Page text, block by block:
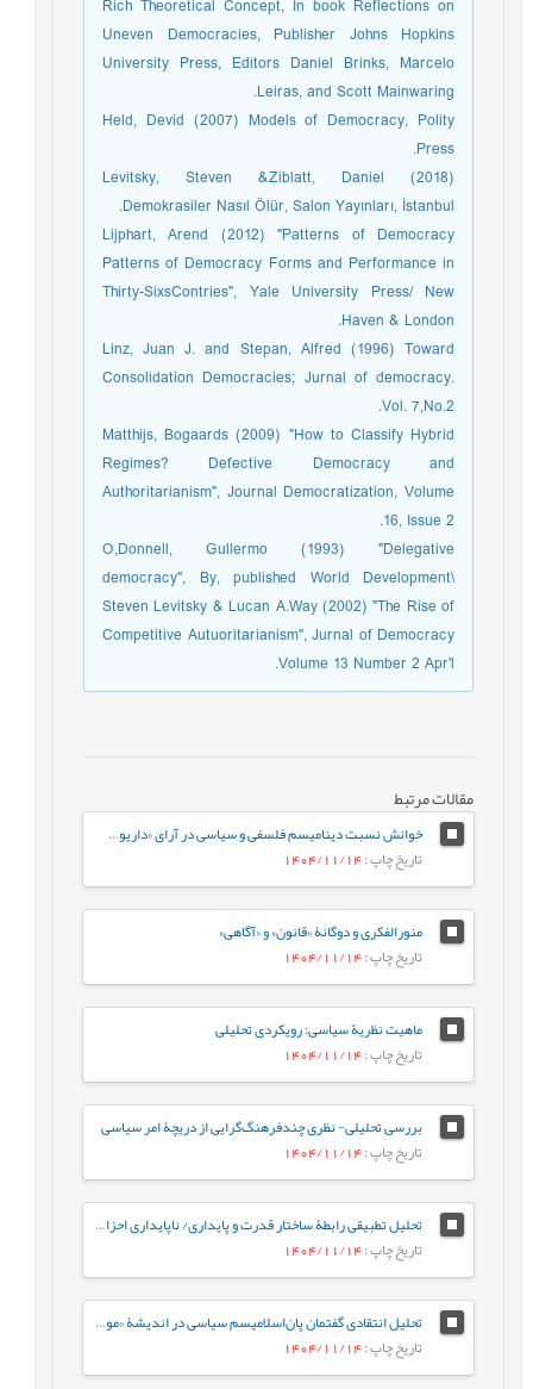
Rich Theoretical Concept, In book Reflections on
Uneven Democracies, Publisher Johns Hopkins
University Press, Editors Daniel Brinks, Marcelo
Leiras, and Scott Mainwaring.
Held, Devid (2007) Models of Democracy, Polity
Press.
Levitsky, Steven &Ziblatt, Daniel (2018)
Demokrasiler Nasıl Ölür, Salon Yayınları, İstanbul.
Lijphart, Arend (2012) "Patterns of Democracy
Patterns of Democracy Forms and Performance in
Thirty-SixsContries", Yale University Press/ New
Haven & London.
Linz, Juan J. and Stepan, Alfred (1996) Toward
Consolidation Democracies; Jurnal of democracy.
Vol. 7,No.2.
Matthijs, Bogaards (2009) "How to Classify Hybrid
Regimes? Defective Democracy and
Authoritarianism", Journal Democratization, Volume
16, Issue 2.
O,Donnell, Gullermo (1993) "Delegative
democracy", By, published World Development\
Steven Levitsky & Lucan A.Way (2002) "The Rise of
Competitive Autuoritarianism", Jurnal of Democracy
Volume 13 Number 2 Apr'l.
مقالات مرتبط
خوانش نسبت ديناميسم فلسفی و سیاسی در آرای «داريوش شايگان»
تاریخ چاپ: 1404/11/14
منورالفکری و دوگانۀ «قانون» و «آگاهی»
تاریخ چاپ: 1404/11/14
ماهیت نظریة سیاسی: رویکردی تحلیلی
تاریخ چاپ: 1404/11/14
بررسی تحلیلی- نظری چندفرهنگ‌گرایی از دریچۀ امر سیاسی
تاریخ چاپ: 1404/11/14
تحلیل تطبیقی رابطۀ ساختار قدرت و پایداری/ ناپایداری احزاب سیاسی در ساختارهای اقتدارگرا، دموکراتیک و شبه¬اقتدارگرا
تاریخ چاپ: 1404/11/14
تحلیل انتقادی گفتمان پان‌اسلامیسم سیاسی در اندیشۀ «مولانا محمد برکت‌الله بوپالی» (هندوستانی) در کتاب «خلافت» (چاپ 1924 میلادی)
تاریخ چاپ: 1404/11/14